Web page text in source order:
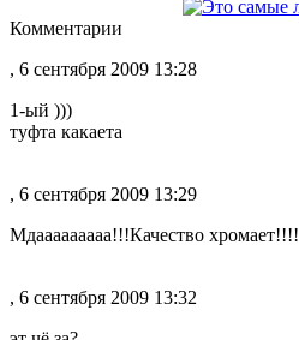
Комментарии
, 6 сентября 2009 13:28
1-ый )))
туфта какаета
, 6 сентября 2009 13:29
Мдааааааааа!!!Качество хромает!!!!
, 6 сентября 2009 13:32